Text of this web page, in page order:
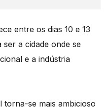
entre os dias 10 e 13
a cidade onde se
e a indústria
torna-se mais ambicioso